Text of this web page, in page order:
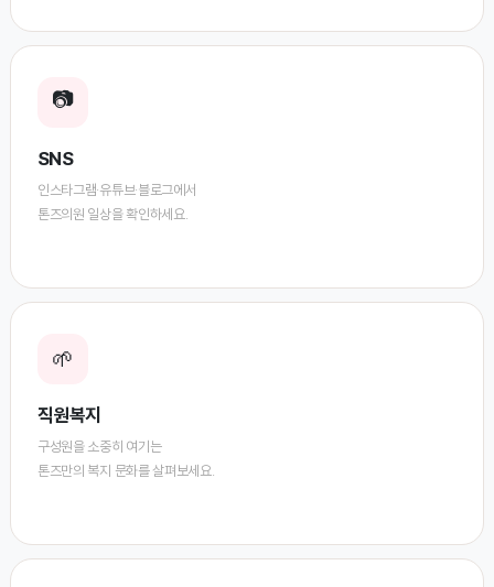
📷
SNS
인스타그램·유튜브·블로그에서
톤즈의원 일상을 확인하세요.
🌱
직원복지
구성원을 소중히 여기는
톤즈만의 복지 문화를 살펴보세요.